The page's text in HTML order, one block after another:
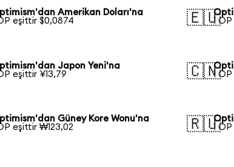
Amerikan Doları'na
eşittir $0,0874
🇪🇺
1
Japon Yeni'na
eşittir ¥13,79
🇨🇳
1
Güney Kore Wonu'na
eşittir ₩123,02
🇷🇺
1